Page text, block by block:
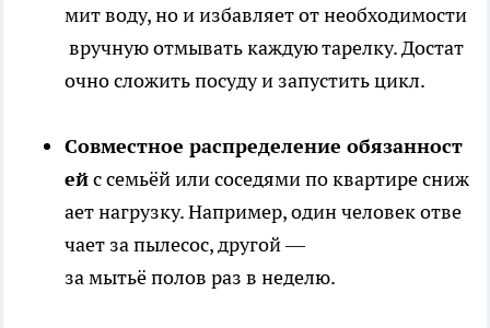
мит воду, но и избавляет от необходимости
вручную отмывать каждую тарелку. Достат
очно сложить посуду и запустить цикл.
Совместное распределение обязанност
ейс семьёй или соседями по квартире сниж
ает нагрузку. Например, один человек отве
чает за пылесос, другой —
за мытьё полов раз в неделю.